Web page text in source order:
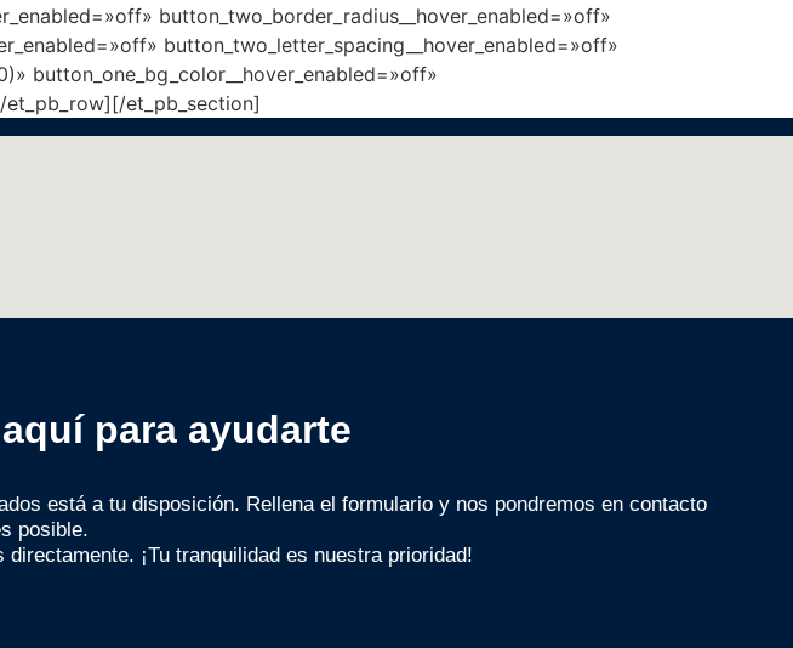
button_two_border_radius__hover_enabled=»off»
button_two_letter_spacing__hover_enabled=»off»
button_one_bg_color__hover_enabled=»off»
et_pb_section]
para ayudarte
está a tu disposición. Rellena el formulario y nos pondremos en contacto
posible.
¡Tu tranquilidad es nuestra prioridad!